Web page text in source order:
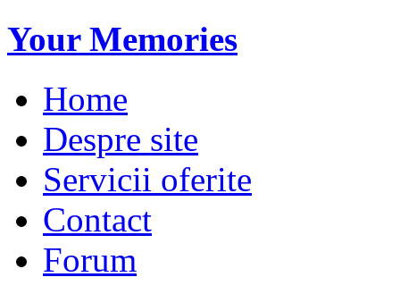
Your Memories
Home
Despre site
Servicii oferite
Contact
Forum